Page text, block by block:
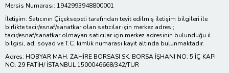
Mersis Numarası: 1942993948800001
İletişim: Satıcının Çiçeksepeti tarafından teyit edilmiş iletişim bilgileri ile
birlikte tacir/esnaf/sanatkar olan satıcılar için merkez adresi;
tacir/esnaf/sanatkar olmayan satıcılar için merkez adresinin bulunduğu il
bilgisi, ad, soyad ve T.C. kimlik numarası kayıt altında bulunmaktadır.
Adres: HOBYAR MAH. ZAHİRE BORSASI SK. BORSA İŞHANI NO: 5 İÇ KAPI
NO: 29 FATİH/ İSTANBUL 1500046668/342/TUR